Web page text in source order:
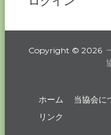
知
ら
Copyright © 2026
ホーム 当協会に
リンク